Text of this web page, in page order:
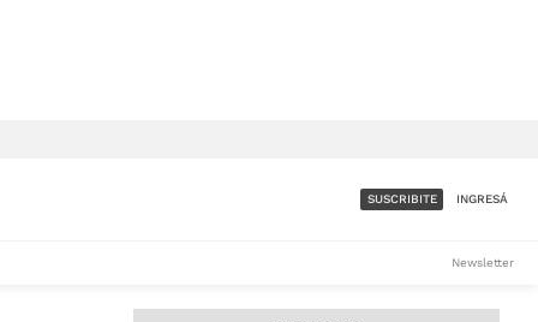
SUSCRIBITE INGRESÁ
Newsletter